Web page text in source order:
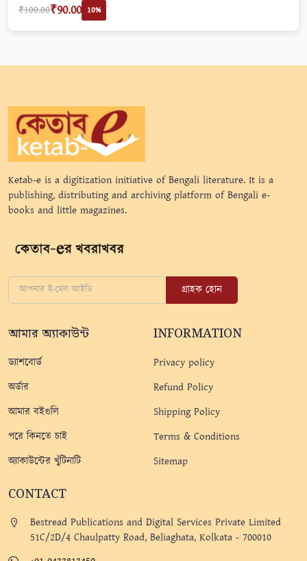
₹100.00₹90.00 10%
Ketab-e is a digitization initiative of Bengali literature. It is a
publishing, distributing and archiving platform of Bengali e-
books and little magazines.
গ্রাহক হোন
আমার অ্যাকাউন্ট
ড্যাশবোর্ড
অর্ডার
আমার বইগুলি
পরে কিনতে চাই
অ্যাকাউন্টের খুঁটিনাটি
INFORMATION
Privacy policy
Refund Policy
Shipping Policy
Terms & Conditions
Sitemap
CONTACT
Bestread Publications and Digital Services Private Limited
51C/2D/4 Chaulpatty Road, Beliaghata, Kolkata - 700010